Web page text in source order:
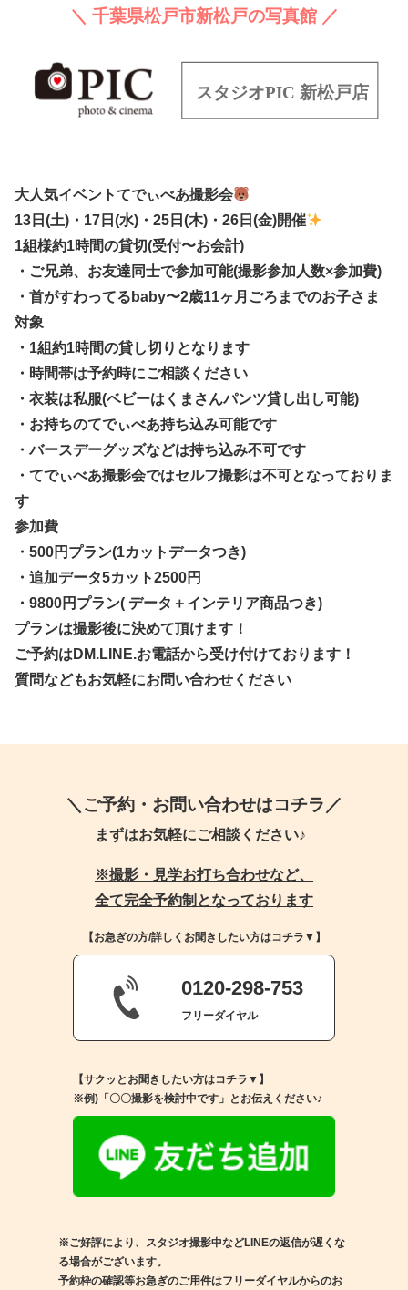
＼ 千葉県松戸市新松戸の写真館 ／
大人気イベントてでぃべあ撮影会
13日(土)・17日(水)・25日(木)・26日(金)開催
1組様約1時間の貸切(受付〜お会計)
・ご兄弟、お友達同士で参加可能(撮影参加人数×参加費)
・首がすわってるbaby〜2歳11ヶ月ごろまでのお子さま
対象
・1組約1時間の貸し切りとなります
・時間帯は予約時にご相談ください
・衣装は私服(ベビーはくまさんパンツ貸し出し可能)
・お持ちのてでぃべあ持ち込み可能です
・バースデーグッズなどは持ち込み不可です
・てでぃべあ撮影会ではセルフ撮影は不可となっておりま
す
参加費
・500円プラン(1カットデータつき)
・追加データ5カット2500円
・9800円プラン( データ＋インテリア商品つき)
プランは撮影後に決めて頂けます！️
ご予約はDM.LINE.お電話から受け付けております！️
質問などもお気軽にお問い合わせください
＼ご予約・お問い合わせはコチラ／
まずはお気軽にご相談ください♪
※撮影・見学お打ち合わせなど、
全て完全予約制となっております
【お急ぎの方/詳しくお聞きしたい方はコチラ▼】
0120-298-753
フリーダイヤル
【サクッとお聞きしたい方はコチラ▼】
※例)「〇〇撮影を検討中です」とお伝えください♪
※ご好評により、スタジオ撮影中などLINEの返信が遅くな
る場合がございます。
予約枠の確認等お急ぎのご用件はフリーダイヤルからのお